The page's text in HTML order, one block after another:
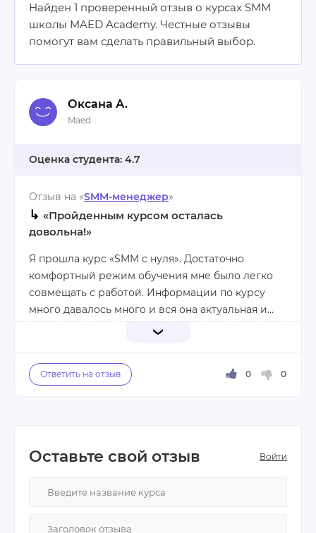
Найден 1 проверенный отзыв о курсах SMM
школы MAED Academy. Честные отзывы
помогут вам сделать правильный выбор.
Оксана А.
Maed
4.7
Отзыв на «SMM-менеджер»
↳ «Пройденным курсом осталась
довольна!»
Я прошла курс «SMM с нуля». Достаточно
комфортный режим обучения мне было легко
совмещать с работой. Информации по курсу
много давалось много и вся она актуальная и
рассказывается подробно с самых базовых
основ. Много дополнительной информации.
меняется достаточно быстро
На протяжении всего курса рядом находится
ответ на вопрос. Есть чат, из которого
Оставьте свой отзыв Войти